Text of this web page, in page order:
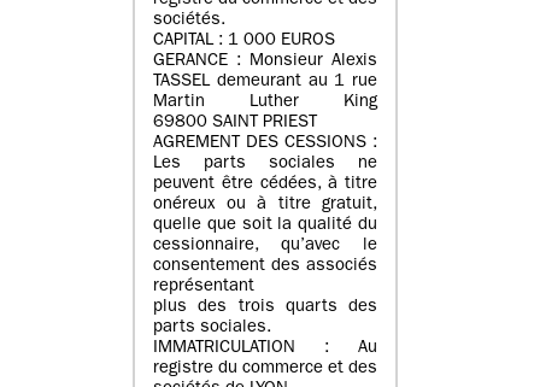
sociétés.
CAPITAL : 1 000 EUROS
GERANCE : Monsieur Alexis
TASSEL demeurant au 1 rue
Martin Luther King
69800 SAINT PRIEST
AGREMENT DES CESSIONS :
Les parts sociales ne
peuvent être cédées, à titre
onéreux ou à titre gratuit,
quelle que soit la qualité du
cessionnaire, qu’avec le
consentement des associés
représentant
plus des trois quarts des
parts sociales.
IMMATRICULATION : Au
registre du commerce et des